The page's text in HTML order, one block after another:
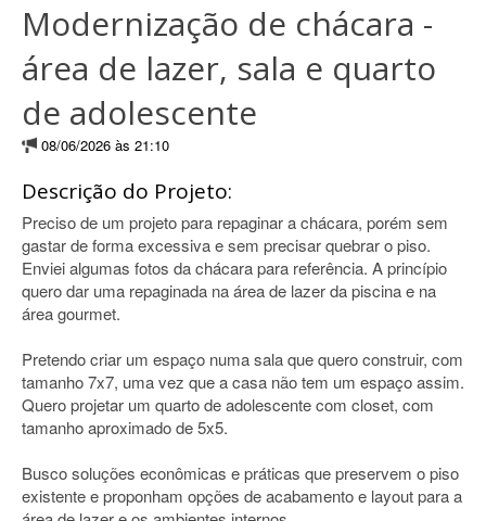
Modernização de chácara -
área de lazer, sala e quarto
de adolescente
08/06/2026 às 21:10
Descrição do Projeto:
Preciso de um projeto para repaginar a chácara, porém sem
gastar de forma excessiva e sem precisar quebrar o piso.
Enviei algumas fotos da chácara para referência. A princípio
quero dar uma repaginada na área de lazer da piscina e na
área gourmet.
Pretendo criar um espaço numa sala que quero construir, com
tamanho 7x7, uma vez que a casa não tem um espaço assim.
Quero projetar um quarto de adolescente com closet, com
tamanho aproximado de 5x5.
Busco soluções econômicas e práticas que preservem o piso
existente e proponham opções de acabamento e layout para a